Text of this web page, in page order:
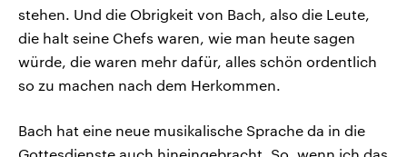
stehen. Und die Obrigkeit von Bach, also die Leute,
die halt seine Chefs waren, wie man heute sagen
würde, die waren mehr dafür, alles schön ordentlich
so zu machen nach dem Herkommen.
Bach hat eine neue musikalische Sprache da in die
Gottesdienste auch hineingebracht. So, wenn ich das